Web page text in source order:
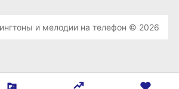
и мелодии на телефон © 2026